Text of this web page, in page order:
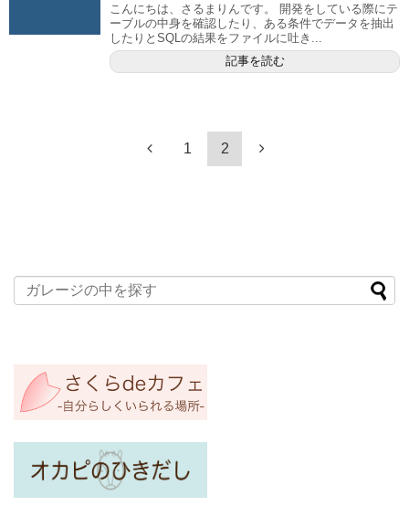
こんにちは、さるまりんです。 開発をしている際にテ
ーブルの中身を確認したり、ある条件でデータを抽出
したりとSQLの結果をファイルに吐き...
記事を読む
1 2